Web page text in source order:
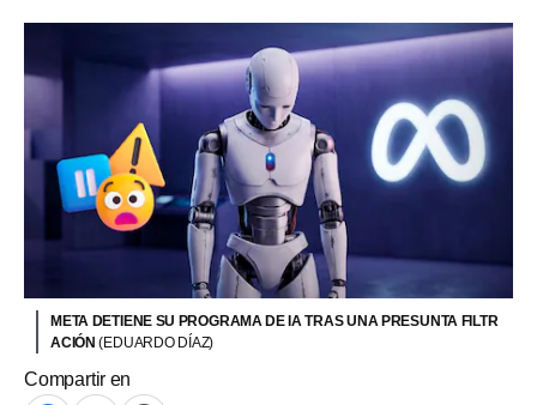
META DETIENE SU PROGRAMA DE IA TRAS UNA PRESUNTA FILTR
ACIÓN(EDUARDO DÍAZ)
Compartir en